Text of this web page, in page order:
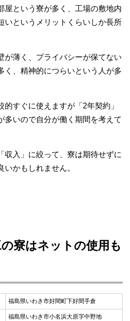
屋という寮が多く、工場の敷地内
いというメリットくらいしか長所
が薄く、プライバシーが保てない
く、精神的につらいという人が多
的すぐに使えますが「2年契約」
多いので自分が働く期間を考えて
収入」に絞って、寮は期待せずに
かもしれません。
の寮はネットの使用も
福島県いわき市好間町下好間手倉
福島県いわき市小名浜大原字中野地